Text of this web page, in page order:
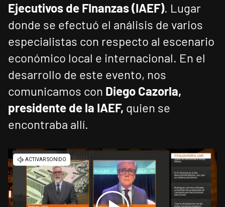
Ejecutivos de FInanzas (IAEF). Lugar
donde se efectuó el análisis de varios
especialistas con respecto al escenario
económico local e internacional. En el
desarrollo de este evento, nos
comunicamos con Diego Cazorla,
presidente de la IAEF, quien se
encontraba allí.